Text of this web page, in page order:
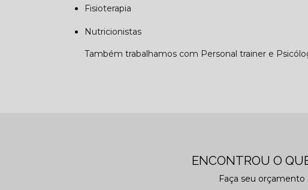
Fisioterapia
Nutricionistas
Também trabalhamos com Personal trainer e
ENCONTROU O
Faça seu